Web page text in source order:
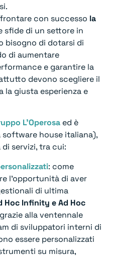
con successo la
sfide di un settore in
bisogno di dotarsi di
di aumentare
e garantire la
devono scegliere il
la giusta esperienza e
L’Operosa ed è
software house italiana),
servizi, tra cui:
: come
l’opportunità di aver
di ultima
Hoc Infinity e Ad Hoc
alla ventennale
di sviluppatori interni di
essere personalizzati
su misura,